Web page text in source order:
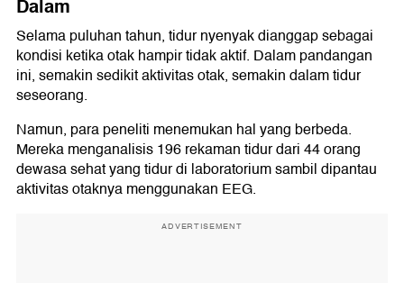
Dalam
Selama puluhan tahun, tidur nyenyak dianggap sebagai
kondisi ketika otak hampir tidak aktif. Dalam pandangan
ini, semakin sedikit aktivitas otak, semakin dalam tidur
seseorang.
Namun, para peneliti menemukan hal yang berbeda.
Mereka menganalisis 196 rekaman tidur dari 44 orang
dewasa sehat yang tidur di laboratorium sambil dipantau
aktivitas otaknya menggunakan EEG.
ADVERTISEMENT